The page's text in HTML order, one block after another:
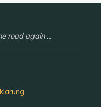
road again ...